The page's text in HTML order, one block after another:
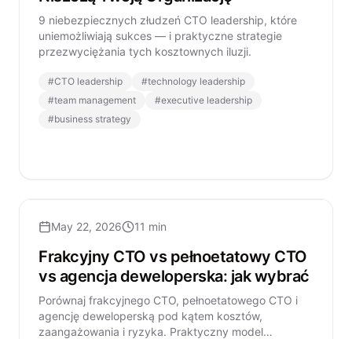
9 niebezpiecznych złudzeń CTO leadership, które
uniemożliwiają sukces — i praktyczne strategie
przezwyciężania tych kosztownych iluzji.
#CTO leadership #technology leadership
#team management #executive leadership
#business strategy
May 22, 2026 11 min
Frakcyjny CTO vs pełnoetatowy CTO
vs agencja deweloperska: jak wybrać
Porównaj frakcyjnego CTO, pełnoetatowego CTO i
agencję deweloperską pod kątem kosztów,
zaangażowania i ryzyka. Praktyczny model